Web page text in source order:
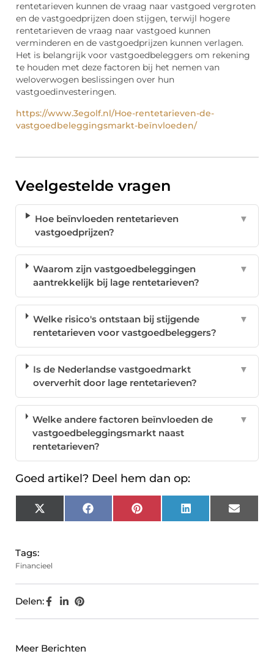
rentetarieven kunnen de vraag naar vastgoed vergroten
en de vastgoedprijzen doen stijgen, terwijl hogere
rentetarieven de vraag naar vastgoed kunnen
verminderen en de vastgoedprijzen kunnen verlagen.
Het is belangrijk voor vastgoedbeleggers om rekening
te houden met deze factoren bij het nemen van
weloverwogen beslissingen over hun
vastgoedinvesteringen.
https://www.3egolf.nl/Hoe-rentetarieven-de-
vastgoedbeleggingsmarkt-beïnvloeden/
Veelgestelde vragen
Hoe beïnvloeden rentetarieven
vastgoedprijzen?
▼
Waarom zijn vastgoedbeleggingen
aantrekkelijk bij lage rentetarieven?
▼
Welke risico's ontstaan bij stijgende
rentetarieven voor vastgoedbeleggers?
▼
Is de Nederlandse vastgoedmarkt
oververhit door lage rentetarieven?
▼
Welke andere factoren beïnvloeden de
vastgoedbeleggingsmarkt naast
rentetarieven?
▼
Goed artikel? Deel hem dan op:
X
(Twitter)
FacebookPinterest LinkedIn Email
Tags:
Financieel
Delen:
Meer Berichten